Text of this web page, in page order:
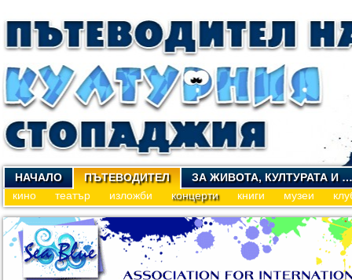
НАЧАЛО ПЪТЕВОДИТЕЛ
ЗА ЖИВОТА, КУЛТУРАТА И …
кино
театър изложби концерти книги музеи